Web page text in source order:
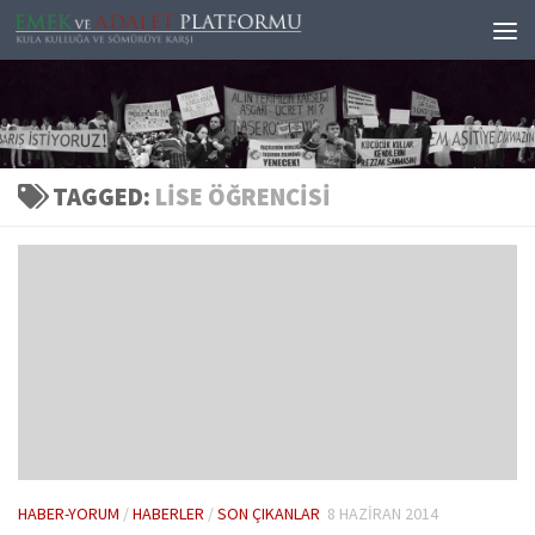
Skip to content
TAGGED: LISE ÖĞRENCISI
HABER-YORUM /HABERLER /SON ÇIKANLAR 8 HAZIRAN 2014